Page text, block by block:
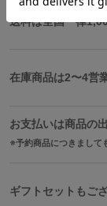
送料は全国一律
在庫商品は2〜4営
お支払いは商品の
予約商品につきまして
ギフトセットもご